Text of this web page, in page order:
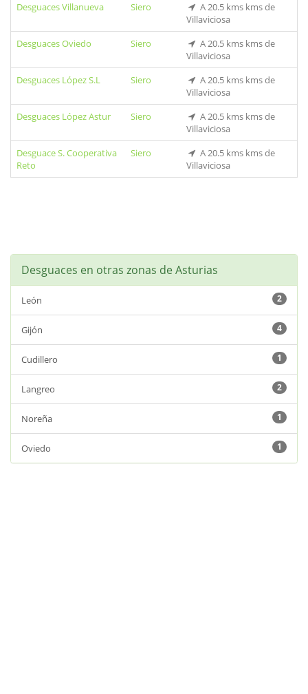
Desguaces Villanueva
Siero
A 20.5 kms kms de
Villaviciosa
Desguaces Oviedo
Siero
A 20.5 kms kms de
Villaviciosa
Desguaces López S.L
Siero
A 20.5 kms kms de
Villaviciosa
Desguaces López Astur
Siero
A 20.5 kms kms de
Villaviciosa
Desguace S. Cooperativa
Reto
Siero
A 20.5 kms kms de
Villaviciosa
Desguaces en otras zonas de Asturias
León 2
Gijón 4
Cudillero 1
Langreo 2
Noreña 1
Oviedo 1